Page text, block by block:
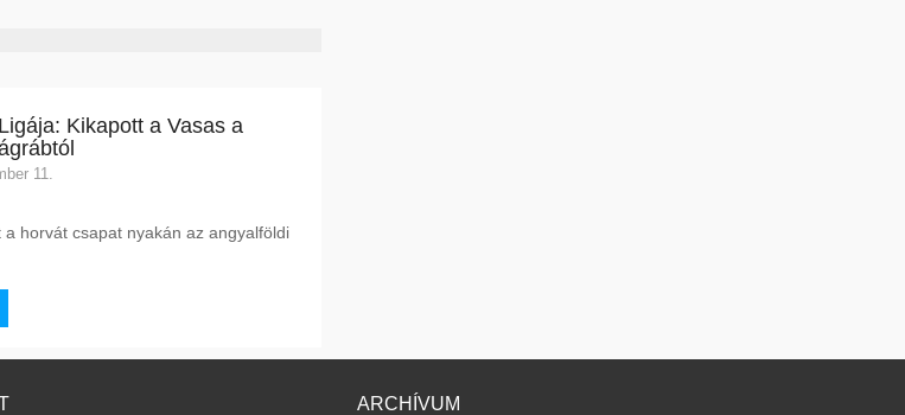
Kikapott a Vasas a
11.
a horvát csapat nyakán az angyalföldi
ARCHÍVUM